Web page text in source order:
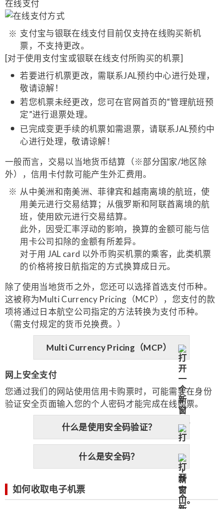
在线支付
支付宝与银联在线支付目前仅支持在线购买新机
票，不支持更改。
[对于使用支付宝或银联在线支付所购买的机票]
若要进行机票更改，需联系JAL预约中心进行处理，
敬请谅解！
若您机票未经更改，您可在官网首页的“管理航班预
定”进行退票处理。
已完成变更手续的机票如需退票，请联系JAL预约中
心进行处理，敬请谅解！
一般而言，交易以当地货币结算（※部分国家/地区除
外），信用卡付款可能产生外汇费用。
从中美洲和南美洲、菲律宾和越南离境的航班，使
用美元进行交易结算；从俄罗斯和阿联酋离境的航
班，使用欧元进行交易结算。
此外，因受汇率浮动的影响，换算的金额可能与信
用卡公司扣除的金额有所差异。
对于用 JAL card 以外币购买机票的乘客，此类机票
的价格将按日航指定的方式换算成日元。
除了使用当地货币之外，您还可以选择首选支付币种。
这被称为Multi Currency Pricing（MCP），您支付的款
项将通过日本航空公司指定的方法转换为支付币种。
（需支付规定的货币兑换费。）
Multi Currency Pricing（MCP）
网上安全支付
您通过我们的网站使用信用卡购票时，可能需要在身份
验证安全页面输入您的个人密码才能完成在线购票。
什么是使用安全码验证？
什么是安全码？
如何收取电子机票